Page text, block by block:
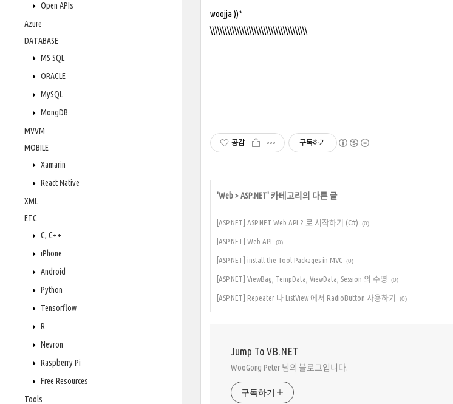
Open APIs
Azure
DATABASE
MS SQL
ORACLE
MySQL
MongDB
MVVM
MOBILE
Xamarin
React Native
XML
ETC
C, C++
iPhone
Android
Python
Tensorflow
R
Nevron
Raspberry Pi
Free Resources
Tools
woojja ))*
\\\\\\\\\\\\\\\\\\\\\\\\\\\\\\\\\\\\\\\\
공감 구독하기
'Web>ASP.NET' 카테고리의 다른 글
[ASP.NET] ASP.NET Web API 2 로 시작하기 (C#) (0)
[ASP.NET] Web API (0)
[ASP.NET] install the Tool Packages in MVC (0)
[ASP.NET] ViewBag, TempData, ViewData, Session 의 수명 (0)
[ASP.NET] Repeater 나 ListView 에서 RadioButton 사용하기 (0)
Jump To VB.NET
WooGong Peter 님의 블로그입니다.
구독하기